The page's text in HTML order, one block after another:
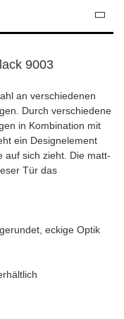
9003
an verschiedenen
Durch verschiedene
in Kombination mit
ein Designelement
auf sich zieht. Die matt-
Tür das
eckige Optik